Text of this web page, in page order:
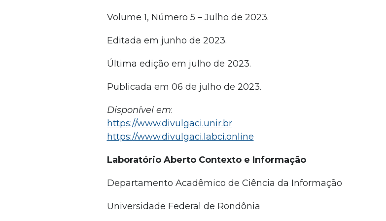
Volume 1, Número 5 – Julho de 2023.
Editada em junho de 2023.
Última edição em julho de 2023.
Publicada em 06 de julho de 2023.
Disponível em:
https://www.divulgaci.unir.br
https://www.divulgaci.labci.online
Laboratório Aberto Contexto e Informação
Departamento Acadêmico de Ciência da Informação
Universidade Federal de Rondônia